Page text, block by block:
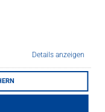
Details anzeigen
dunklen
satinierten u.ä.
und andere
Verstärkt die
Gesteinsstruktur.